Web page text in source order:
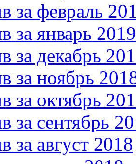
за февраль
за январь 2019
за декабрь
за ноябрь
за октябрь
за сентябрь
за август 2018